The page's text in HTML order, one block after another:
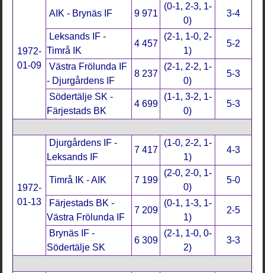
1972-
01-09
AIK - Brynäs IF 9 971
(0-1, 2-3, 1-
0)
3-4
Leksands IF -
Timrå IK
4 457
(2-1, 1-0, 2-
1)
5-2
Västra Frölunda IF
- Djurgårdens IF
8 237
(2-1, 2-2, 1-
0)
5-3
Södertälje SK -
Färjestads BK
4 699
(1-1, 3-2, 1-
0)
5-3
1972-
01-13
Djurgårdens IF -
Leksands IF
7 417
(1-0, 2-2, 1-
1)
4-3
Timrå IK - AIK 7 199
(2-0, 2-0, 1-
0)
5-0
Färjestads BK -
Västra Frölunda IF
7 209
(0-1, 1-3, 1-
1)
2-5
Brynäs IF -
Södertälje SK
6 309
(2-1, 1-0, 0-
2)
3-3